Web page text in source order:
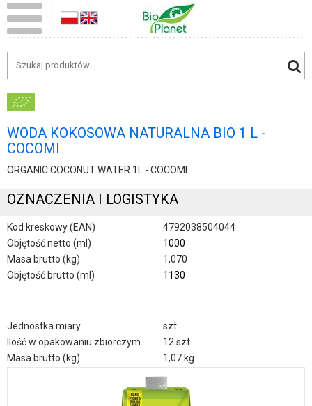
WODA KOKOSOWA NATURALNA BIO 1 L -
COCOMI
ORGANIC COCONUT WATER 1L - COCOMI
OZNACZENIA I LOGISTYKA
Kod kreskowy (EAN)
4792038504044
Objętość netto (ml)
1000
Masa brutto (kg)
1,070
Objętość brutto (ml)
1130
Jednostka miary
szt
Ilość w opakowaniu zbiorczym
12 szt
Masa brutto (kg)
1,07 kg